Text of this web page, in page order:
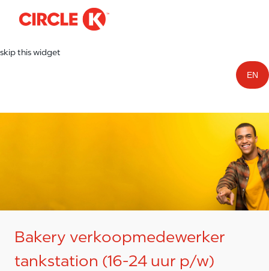
skip this widget
EN
Bakery verkoopmedewerker
tankstation (16-24 uur p/w)